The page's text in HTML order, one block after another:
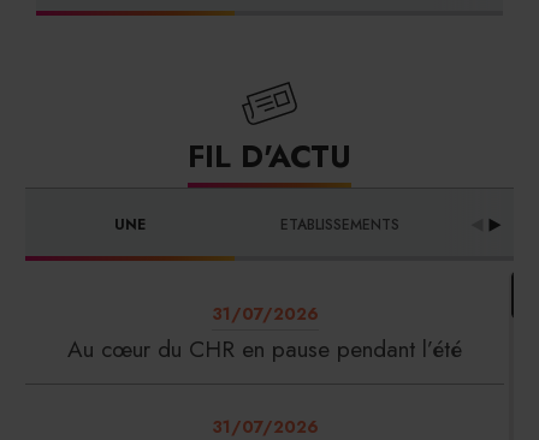
FIL D'ACTU
UNE ETABLISSEMENTS
31/07/2026
Au cœur du CHR en pause pendant l’été
31/07/2026